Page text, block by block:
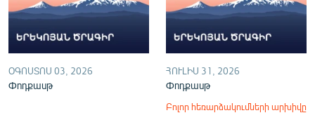
ՕԳՈՍՏՈՍ 03, 2026
Փոդքասթ
ՀՈՒԼԻՍ 31, 2026
Փոդքասթ
Բոլոր հեռարձակումների արխիվը